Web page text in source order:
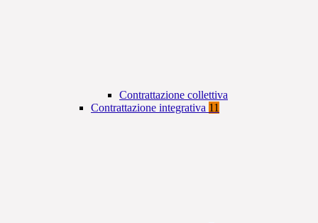
Contrattazione collettiva
Contrattazione integrativa 11